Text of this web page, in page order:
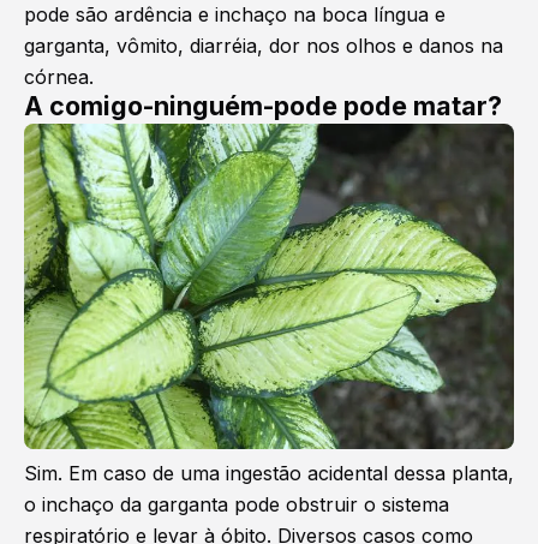
pode são ardência e inchaço na boca língua e
garganta, vômito, diarréia, dor nos olhos e danos na
córnea.
A comigo-ninguém-pode pode matar?
Sim. Em caso de uma ingestão acidental dessa planta,
o inchaço da garganta pode obstruir o sistema
respiratório e levar à óbito. Diversos casos como